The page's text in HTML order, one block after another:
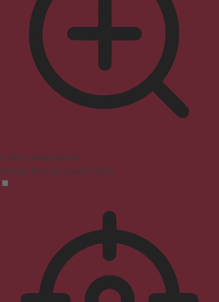
Profil für Anfallssicherheit
Beseitigt Blitze und reduziert Farben